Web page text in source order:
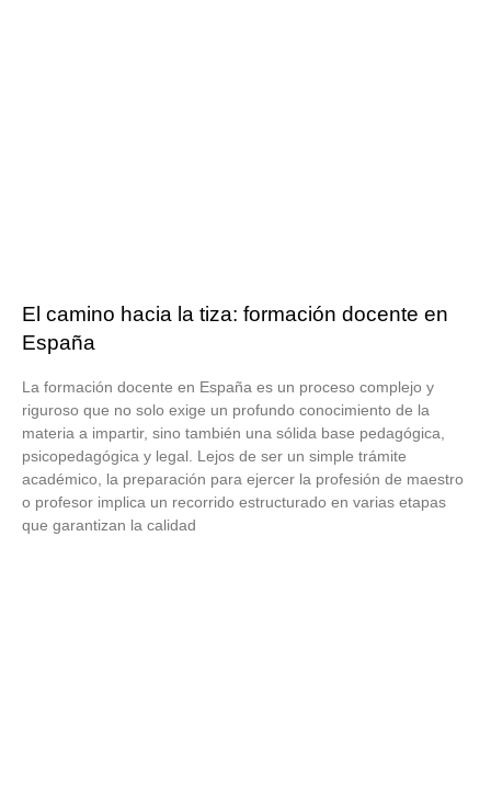
El camino hacia la tiza: formación docente en
España
La formación docente en España es un proceso complejo y
riguroso que no solo exige un profundo conocimiento de la
materia a impartir, sino también una sólida base pedagógica,
psicopedagógica y legal. Lejos de ser un simple trámite
académico, la preparación para ejercer la profesión de maestro
o profesor implica un recorrido estructurado en varias etapas
que garantizan la calidad